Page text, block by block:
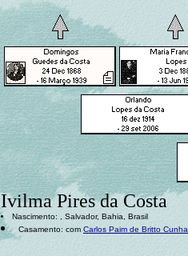
Ivilma Pires da Costa
Nascimento: , Salvador, Bahia, Brasil
Casamento: com Carlos Paim de Britto Cunha